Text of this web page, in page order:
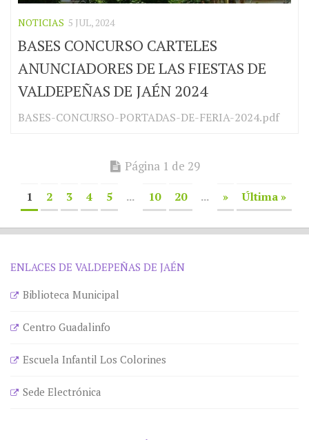
NOTICIAS 5 JUL, 2024
BASES CONCURSO CARTELES
ANUNCIADORES DE LAS FIESTAS DE
VALDEPEÑAS DE JAÉN 2024
BASES-CONCURSO-PORTADAS-DE-FERIA-2024.pdf
Página 1 de 29
1 2 3 4 5 ... 10 20 ... » Última »
ENLACES DE VALDEPEÑAS DE JAÉN
Biblioteca Municipal
Centro Guadalinfo
Escuela Infantil Los Colorines
Sede Electrónica